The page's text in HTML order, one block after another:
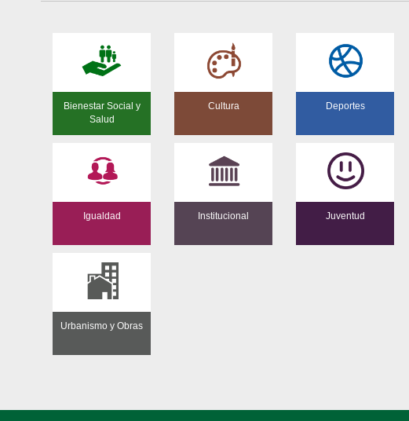
Bienestar Social y
Salud
Cultura Deportes
Igualdad Institucional Juventud
Urbanismo y Obras